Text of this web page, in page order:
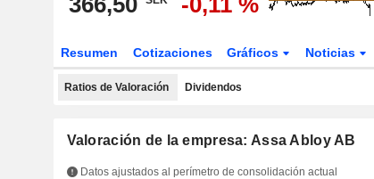
Resumen Cotizaciones Gráficos Noticias
Ratios de Valoración Dividendos
Valoración de la empresa: Assa Abloy AB
Datos ajustados al perímetro de consolidación actual